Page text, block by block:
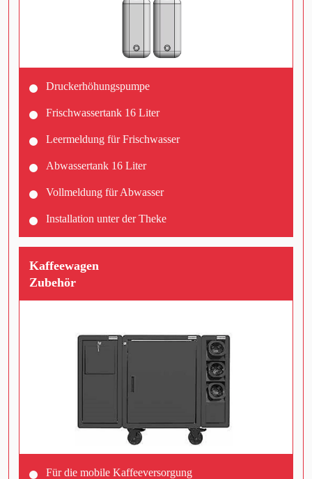
Druckerhöhungspumpe
Frischwassertank 16 Liter
Leermeldung für Frischwasser
Abwassertank 16 Liter
Vollmeldung für Abwasser
Installation unter der Theke
Kaffeewagen
Zubehör
Für die mobile Kaffeeversorgung